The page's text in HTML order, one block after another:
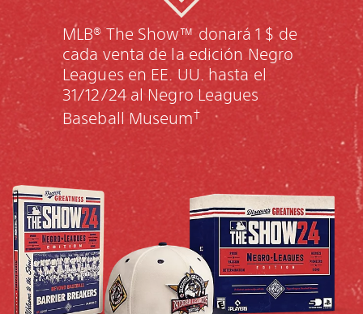
MLB® The Show™ donará 1 $ de
cada venta de la edición Negro
Leagues en EE. UU. hasta el
31/12/24 al Negro Leagues
Baseball Museum†